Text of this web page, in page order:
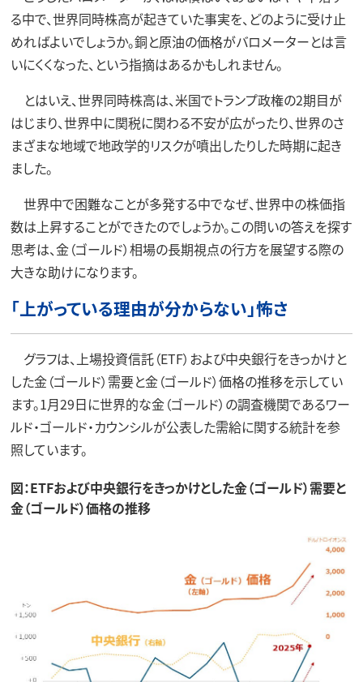
る中で、世界同時株高が起きていた事実を、どのように受け止
めればよいでしょうか。銅と原油の価格がバロメーターとは言
いにくくなった、という指摘はあるかもしれません。
とはいえ、世界同時株高は、米国でトランプ政権の2期目が
はじまり、世界中に関税に関わる不安が広がったり、世界のさ
まざまな地域で地政学的リスクが噴出したりした時期に起き
ました。
世界中で困難なことが多発する中でなぜ、世界中の株価指
数は上昇することができたのでしょうか。この問いの答えを探す
思考は、金（ゴールド）相場の長期視点の行方を展望する際の
大きな助けになります。
「上がっている理由が分からない」怖さ
グラフは、上場投資信託（ETF）および中央銀行をきっかけと
した金（ゴールド）需要と金（ゴールド）価格の推移を示してい
ます。1月29日に世界的な金（ゴールド）の調査機関であるワー
ルド・ゴールド・カウンシルが公表した需給に関する統計を参
照しています。
図：ETFおよび中央銀行をきっかけとした金（ゴールド）需要と
金（ゴールド）価格の推移